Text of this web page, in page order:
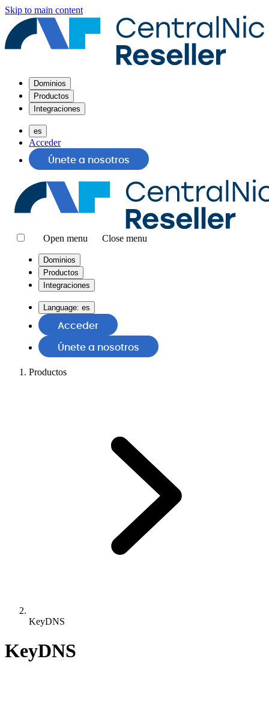
Skip to main content
Dominios
Productos
Integraciones
es
Acceder
Únete a nosotros
Open menu Close menu
Dominios
Productos
Integraciones
Language: es
Acceder
Únete a nosotros
Productos
KeyDNS
KeyDNS